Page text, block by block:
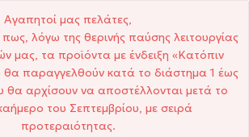
Αγαπητοί μας πελάτες,
λόγω της θερινής παύσης λειτουργίας
μας, τα προϊόντα με ένδειξη «Κατόπιν
θα παραγγελθούν κατά το διάστημα 1 έως
θα αρχίσουν να αποστέλλονται μετά το
του Σεπτεμβρίου, με σειρά
προτεραιότητας.